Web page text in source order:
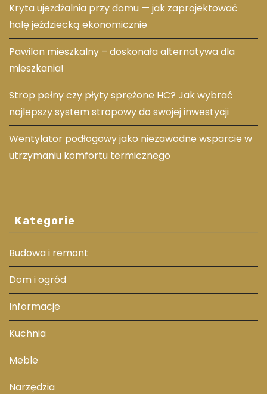
Kryta ujeżdżalnia przy domu — jak zaprojektować
halę jeździecką ekonomicznie
Pawilon mieszkalny – doskonała alternatywa dla
mieszkania!
Strop pełny czy płyty sprężone HC? Jak wybrać
najlepszy system stropowy do swojej inwestycji
Wentylator podłogowy jako niezawodne wsparcie w
utrzymaniu komfortu termicznego
Kategorie
Budowa i remont
Dom i ogród
Informacje
Kuchnia
Meble
Narzędzia